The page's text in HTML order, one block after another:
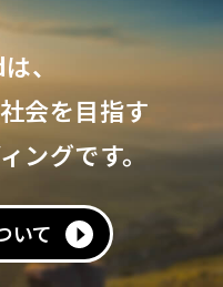
、
会を目指す
ングです。
いて